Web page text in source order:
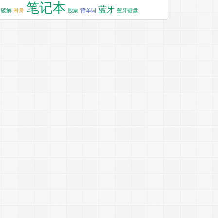
破解 神舟 笔记本 股票 背单词 蓝牙 蓝牙键盘